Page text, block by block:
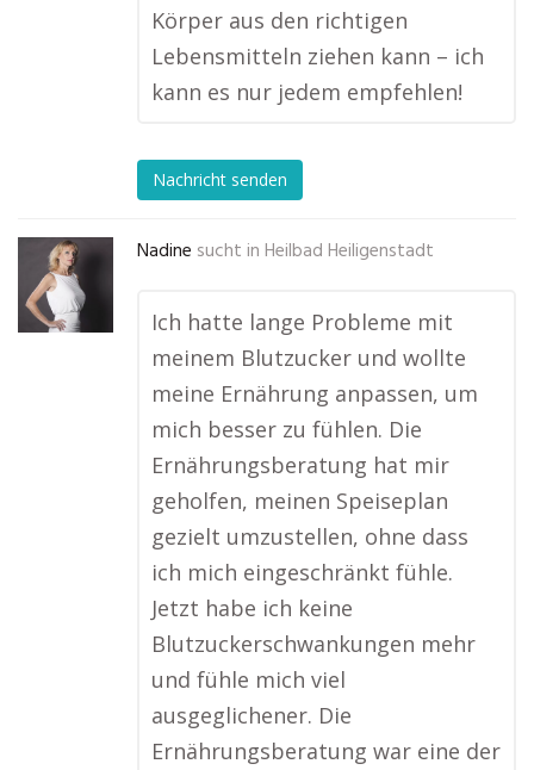
Körper aus den richtigen
Lebensmitteln ziehen kann – ich
kann es nur jedem empfehlen!
Nachricht senden
Nadine sucht in Heilbad Heiligenstadt
Ich hatte lange Probleme mit
meinem Blutzucker und wollte
meine Ernährung anpassen, um
mich besser zu fühlen. Die
Ernährungsberatung hat mir
geholfen, meinen Speiseplan
gezielt umzustellen, ohne dass
ich mich eingeschränkt fühle.
Jetzt habe ich keine
Blutzuckerschwankungen mehr
und fühle mich viel
ausgeglichener. Die
Ernährungsberatung war eine der